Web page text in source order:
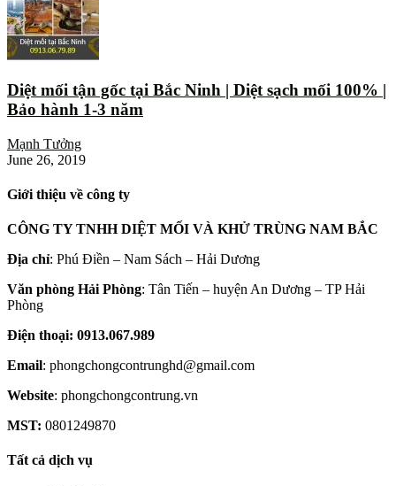
Diệt mối tận gốc tại Bắc Ninh | Diệt sạch mối 100% |
Bảo hành 1-3 năm
Mạnh Tưởng
June 26, 2019
Giới thiệu về công ty
CÔNG TY TNHH DIỆT MỐI VÀ KHỬ TRÙNG NAM BẮC
Địa chỉ: Phú Điền – Nam Sách – Hải Dương
Văn phòng Hải Phòng: Tân Tiến – huyện An Dương – TP Hải
Phòng
Điện thoại: 0913.067.989
Email: phongchongcontrunghd@gmail.com
Website: phongchongcontrung.vn
MST: 0801249870
Tất cả dịch vụ